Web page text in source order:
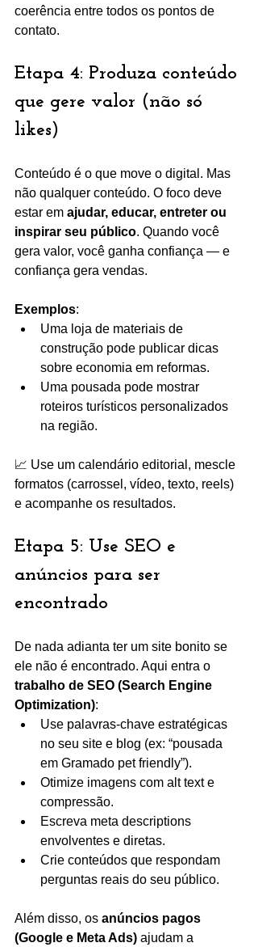
coerência entre todos os pontos de
contato.
Etapa 4: Produza conteúdo
que gere valor (não só
likes)
Conteúdo é o que move o digital. Mas
não qualquer conteúdo. O foco deve
estar em ajudar, educar, entreter ou
inspirar seu público. Quando você
gera valor, você ganha confiança — e
confiança gera vendas.
Exemplos:
Uma loja de materiais de
construção pode publicar dicas
sobre economia em reformas.
Uma pousada pode mostrar
roteiros turísticos personalizados
na região.
📈 Use um calendário editorial, mescle
formatos (carrossel, vídeo, texto, reels)
e acompanhe os resultados.
Etapa 5: Use SEO e
anúncios para ser
encontrado
De nada adianta ter um site bonito se
ele não é encontrado. Aqui entra o
trabalho de SEO (Search Engine
Optimization):
Use palavras-chave estratégicas
no seu site e blog (ex: “pousada
em Gramado pet friendly”).
Otimize imagens com alt text e
compressão.
Escreva meta descriptions
envolventes e diretas.
Crie conteúdos que respondam
perguntas reais do seu público.
Além disso, os anúncios pagos
(Google e Meta Ads) ajudam a